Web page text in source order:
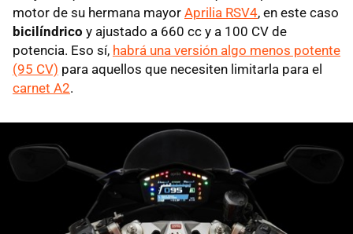
motor de su hermana mayor Aprilia RSV4, en este caso
bicilíndrico y ajustado a 660 cc y a 100 CV de
potencia. Eso sí, habrá una versión algo menos potente
(95 CV) para aquellos que necesiten limitarla para el
carnet A2.